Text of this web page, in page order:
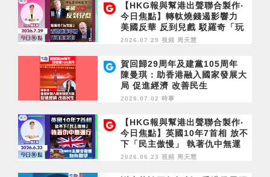
【HKG報與幫港出聲聯合製作‧
今日焦點】轉軚燒錢遏影響力
美國反華 反到兒戲 駁羅奇「玩
完論」 香港唔靠中國 唔通靠美
2026.07.29 視頻 周天慧
賀回歸29周年及建黨105周年
陳曼琪：助香港融入國家發展大
局 促進經濟 改善民生
2026.07.02 時事
【HKG報與幫港出聲聯合製作‧
今日焦點】英國10年7首相 放不
下「民主傲慢」 執著仇中無運
行 立會議員是志業非職業 勿負
2026.06.23 視頻 周天慧